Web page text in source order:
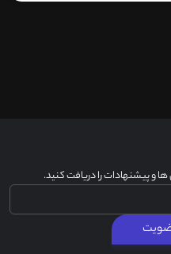
و پیشنهادات را دریافت کنید.